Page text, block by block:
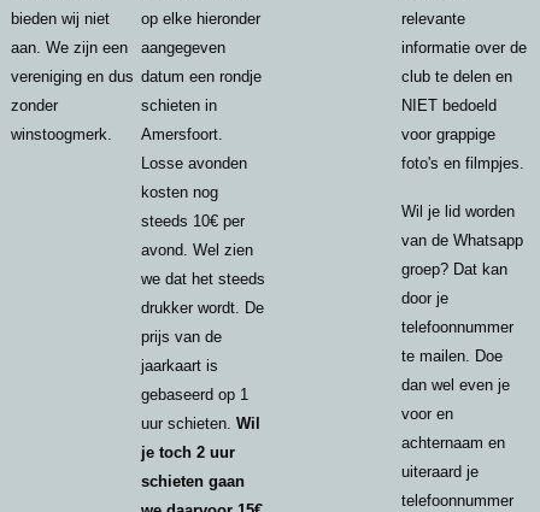
bieden wij niet
aan. We zijn een
vereniging en dus
zonder
winstoogmerk.
op elke hieronder
aangegeven
datum een rondje
schieten in
Amersfoort.
Losse avonden
kosten nog
steeds 10€ per
avond. Wel zien
we dat het steeds
drukker wordt. De
prijs van de
jaarkaart is
gebaseerd op 1
uur schieten. Wil
je toch 2 uur
schieten gaan
relevante
informatie over de
club te delen en
NIET bedoeld
voor grappige
foto's en filmpjes.
Wil je lid worden
van de Whatsapp
groep? Dat kan
door je
telefoonnummer
te mailen. Doe
dan wel even je
voor en
achternaam en
uiteraard je
telefoonnummer